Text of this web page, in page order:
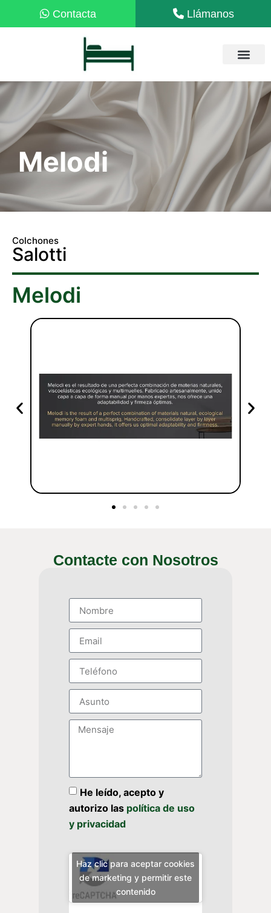
Melodi
Colchones
Salotti
Melodi
Contacte con Nosotros
He leído, acepto y
autorizo las política de uso
y privacidad
Haz clic para aceptar cookies
de marketing y permitir este
contenido